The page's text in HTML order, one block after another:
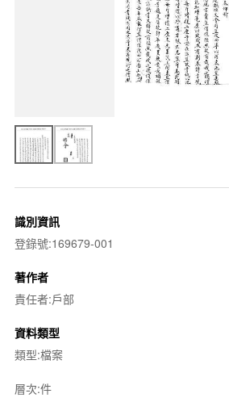
識別資訊
登錄號:169679-001
著作者
責任者:戶部
資料類型
類型:檔案
層次:件